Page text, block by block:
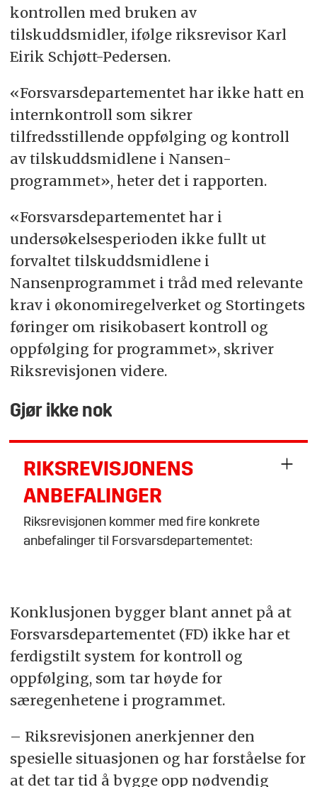
kontrollen med bruken av
tilskuddsmidler, ifølge riksrevisor Karl
Eirik Schjøtt-Pedersen.
«Forsvarsdepartementet har ikke hatt en
internkontroll som sikrer
tilfredsstillende oppfølging og kontroll
av tilskuddsmidlene i Nansen-
programmet», heter det i rapporten.
«Forsvarsdepartementet har i
undersøkelsesperioden ikke fullt ut
forvaltet tilskuddsmidlene i
Nansenprogrammet i tråd med relevante
krav i økonomiregelverket og Stortingets
føringer om risikobasert kontroll og
oppfølging for programmet», skriver
Riksrevisjonen videre.
Gjør ikke nok
RIKSREVISJONENS
ANBEFALINGER
Riksrevisjonen kommer med fire konkrete
anbefalinger til Forsvarsdepartementet:
tilskuddene i Nansen-programmet som tar
høyde for særegenhetene i programmet.
At FD sikrer at prosjekter og
tilskuddsmottakere i Nansen-programmet
blir risikovurdert
At FD sikrer at tilskuddsmottaker
rapporterer og dokumenterer at
tilskuddsmidlene blir benyttet etter
Konklusjonen bygger blant annet på at
Forsvarsdepartementet (FD) ikke har et
ferdigstilt system for kontroll og
oppfølging, som tar høyde for
særegenhetene i programmet.
– Riksrevisjonen anerkjenner den
spesielle situasjonen og har forståelse for
at det tar tid å bygge opp nødvendig